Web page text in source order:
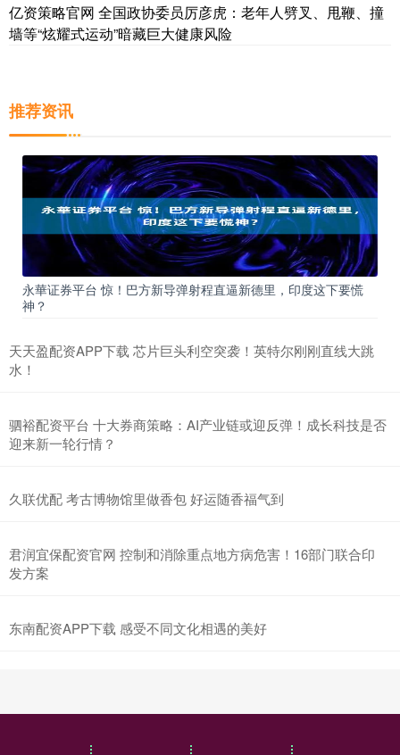
亿资策略官网 全国政协委员厉彦虎：老年人劈叉、甩鞭、撞
墙等“炫耀式运动”暗藏巨大健康风险
推荐资讯
永華证券平台 惊！巴方新导弹射程直逼新德里，印度这下要慌
神？
天天盈配资APP下载 芯片巨头利空突袭！英特尔刚刚直线大跳
水！
驷裕配资平台 十大券商策略：AI产业链或迎反弹！成长科技是否
迎来新一轮行情？
久联优配 考古博物馆里做香包 好运随香福气到
君润宜保配资官网 控制和消除重点地方病危害！16部门联合印
发方案
东南配资APP下载 感受不同文化相遇的美好